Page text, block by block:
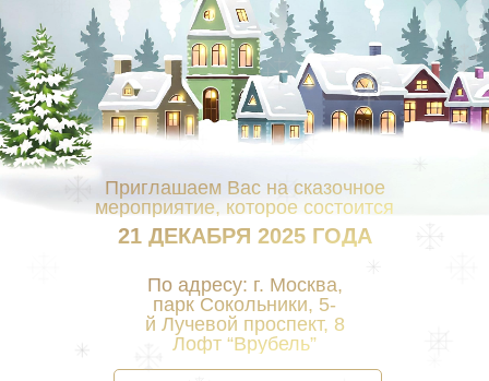
Приглашаем Вас на сказочное
мероприятие, которое состоится
По адресу: г. Москва,
парк Сокольники, 5-
й Лучевой проспект, 8
Лофт “Врубель”
21 ДЕКАБРЯ 2025 ГОДА